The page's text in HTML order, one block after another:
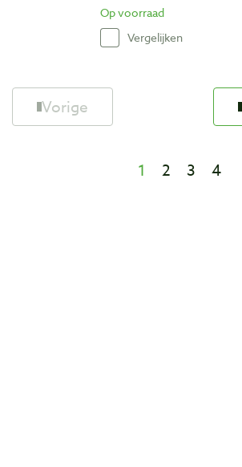
Op voorraad
Vergelijken
Vorige
1 2 3 4